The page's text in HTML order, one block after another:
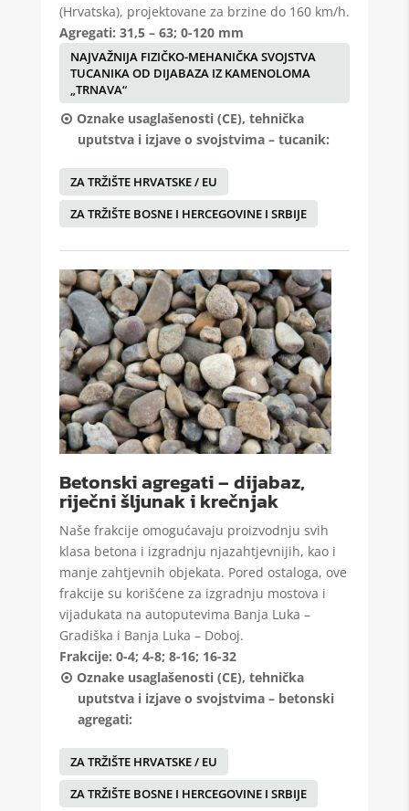
(Hrvatska), projektovane za brzine do 160 km/h.
Agregati: 31,5 – 63; 0-120 mm
NAJVAŽNIJA FIZIČKO-MEHANIČKA SVOJSTVA
TUCANIKA OD DIJABAZA IZ KAMENOLOMA
„TRNAVA“
Oznake usaglašenosti (CE), tehnička
uputstva i izjave o svojstvima – tucanik:
ZA TRŽIŠTE HRVATSKE / EU
ZA TRŽIŠTE BOSNE I HERCEGOVINE I SRBIJE
Betonski agregati – dijabaz,
riječni šljunak i krečnjak
Naše frakcije omogućavaju proizvodnju svih
klasa betona i izgradnju njazahtjevnijih, kao i
manje zahtjevnih objekata. Pored ostaloga, ove
frakcije su korišćene za izgradnju mostova i
vijadukata na autoputevima Banja Luka –
Gradiška i Banja Luka – Doboj.
Frakcije: 0-4; 4-8; 8-16; 16-32
Oznake usaglašenosti (CE), tehnička
uputstva i izjave o svojstvima – betonski
agregati:
ZA TRŽIŠTE HRVATSKE / EU
ZA TRŽIŠTE BOSNE I HERCEGOVINE I SRBIJE